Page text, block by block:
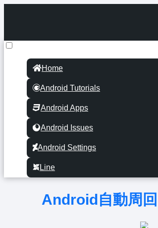
Home
Android Tutorials
Android Apps
Android Issues
Android Settings
Line
Android自動周